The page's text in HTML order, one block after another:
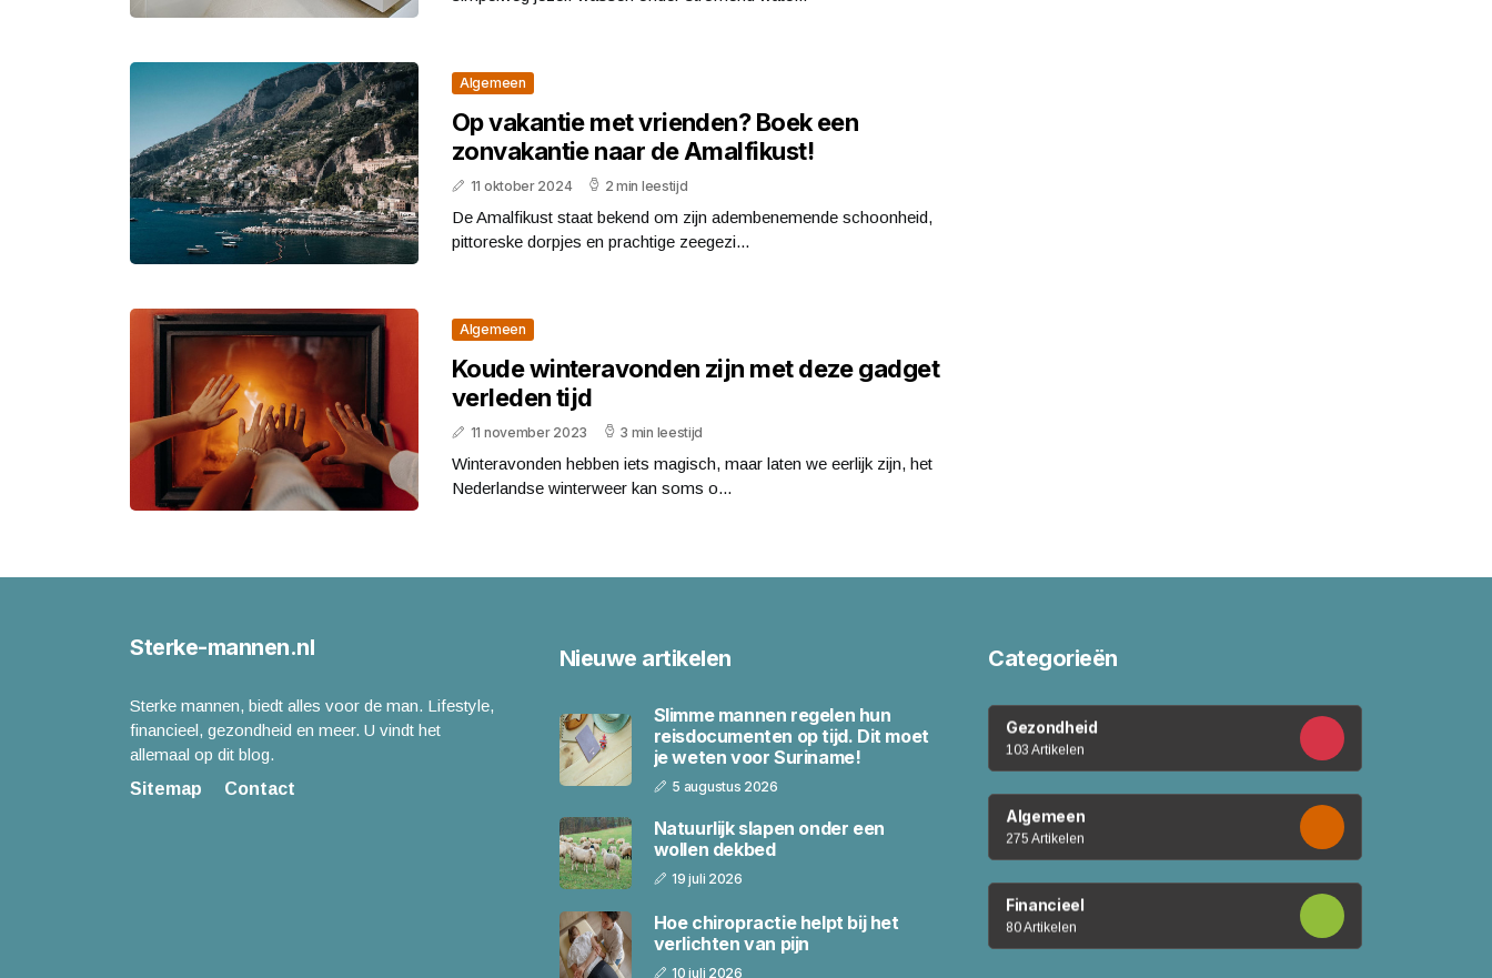
Algemeen
Op vakantie met vrienden? Boek een
zonvakantie naar de Amalfikust!
11 oktober 2024 2 min leestijd
De Amalfikust staat bekend om zijn adembenemende schoonheid,
pittoreske dorpjes en prachtige zeegezi...
Algemeen
Koude winteravonden zijn met deze gadget
verleden tijd
11 november 2023 3 min leestijd
Winteravonden hebben iets magisch, maar laten we eerlijk zijn, het
Nederlandse winterweer kan soms o...
Sterke-mannen.nl
Sterke mannen, biedt alles voor de man. Lifestyle,
financieel, gezondheid en meer. U vindt het
allemaal op dit blog.
Sitemap
Contact
Nieuwe artikelen
Slimme mannen regelen hun
reisdocumenten op tijd. Dit moet
je weten voor Suriname!
5 augustus 2026
Natuurlijk slapen onder een
wollen dekbed
19 juli 2026
Hoe chiropractie helpt bij het
verlichten van pijn
10 juli 2026
Categorieën
Gezondheid
103 Artikelen
Algemeen
275 Artikelen
Financieel
80 Artikelen